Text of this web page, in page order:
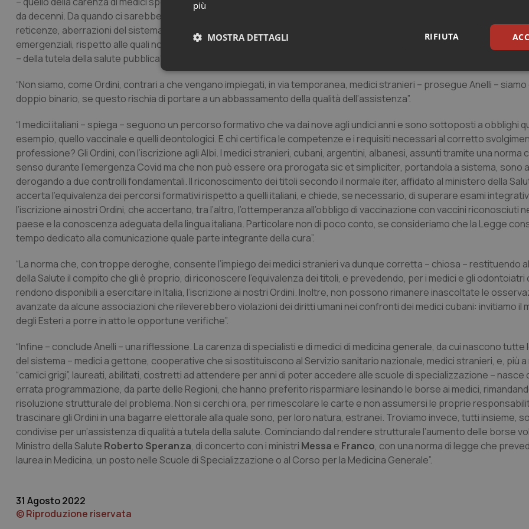
da decenni. Da quando ci sarebbero stati i tempi per evitare il peggio. Problema che ha portato a quelle che abbiamo
reticenze, aberrazioni del sistema, come i medici a gettone gestiti dalle cooperative. E che porta ora a cercare in fretta
emergenziali, rispetto alle quali non possiamo, ancora una volta, tacere le nostre perplessità, sempre con l’obiettivo
– della tutela della salute pubblica”.
“Non siamo, come Ordini, contrari a che vengano impiegati, in via temporanea, medici stranieri – prosegue Anelli –
doppio binario, se questo rischia di portare a un abbassamento della qualità dell’assistenza”.
“I medici italiani – spiega – seguono un percorso formativo che va dai nove agli undici anni e sono sottoposti a obblighi
esempio, quello vaccinale e quelli deontologici. E chi certifica le competenze e i requisiti necessari al corretto
professione? Gli Ordini, con l’iscrizione agli Albi. I medici stranieri, cubani, argentini, albanesi, assunti tramite una norma
senso durante l’emergenza Covid ma che non può essere ora prorogata sic et simpliciter, portandola a sistema, sono
derogando a due controlli fondamentali. Il riconoscimento dei titoli secondo il normale iter, affidato al ministero della
accerta l’equivalenza dei percorsi formativi rispetto a quelli italiani, e chiede, se necessario, di superare esami
l’iscrizione ai nostri Ordini, che accertano, tra l’altro, l’ottemperanza all’obbligo di vaccinazione con vaccini riconosciuti
paese e la conoscenza adeguata della lingua italiana. Particolare non di poco conto, se consideriamo che la Legge
tempo dedicato alla comunicazione quale parte integrante della cura”.
“La norma che, con troppe deroghe, consente l’impiego dei medici stranieri va dunque corretta – chiosa – restituendo
della Salute il compito che gli è proprio, di riconoscere l’equivalenza dei titoli, e prevedendo, per i medici e gli odontoiatri
rendono disponibili a esercitare in Italia, l’iscrizione ai nostri Ordini. Inoltre, non possono rimanere inascoltate le
avanzate da alcune associazioni che rileverebbero violazioni dei diritti umani nei confronti dei medici cubani: invitiamo il
degli Esteri a porre in atto le opportune verifiche”.
“Infine – conclude Anelli – una riflessione. La carenza di specialisti e di medici di medicina generale, da cui nascono
del sistema – medici a gettone, cooperative che si sostituiscono al Servizio sanitario nazionale, medici stranieri, e, più a
“camici grigi”, laureati, abilitati, costretti ad attendere per anni di poter accedere alle scuole di specializzazione – nasce
errata programmazione, da parte delle Regioni, che hanno preferito risparmiare lesinando le borse ai medici,
risoluzione strutturale del problema. Non si cerchi ora, per rimescolare le carte e non assumersi le proprie
trascinare gli Ordini in una bagarre elettorale alla quale sono, per loro natura, estranei. Troviamo invece, tutti insieme,
condivise per un’assistenza di qualità a tutela della salute. Cominciando dal rendere strutturale l’aumento delle borse
Ministro della Salute Roberto Speranza, di concerto con i ministri Messa e Franco, con una norma di legge che
laurea in Medicina, un posto nelle Scuole di Specializzazione o al Corso per la Medicina Generale”.
31 Agosto 2022
© Riproduzione riservata
più
RIFIUTA
MOSTRA DETTAGLI
Necessari Statistici
Necessari Statistici Marketing
I cookie necessari contribuiscono a rendere fruibile il sito web abilitandone funzionalità di base quali la
e l'accesso alle aree protette del sito. Il sito web non è in grado di funzionare correttamente senza questi
Nome
Fornitore / Dominio Scadenza
Descrizione
VISITOR_PRIVACY_METADATA
YouTube
.youtube.com
5 mesi 4
settimane
Questo cookie viene utilizzato
scelte di consenso e privacy
preferenze siano onorate nelle
CookieScriptConsent
CookieScript
www.quotidianosanita.it
5 mesi 3
settimane
Questo cookie viene utilizzato
Script.com per ricordare le
sui cookie dei visitatori. È
dei cookie di Cookie-Script.com
2 giorni
tracking-sites-ironfish-
session-id
www.quotidianosanita.it
4
settimane
2 giorni
Questo cookie è impostato
assegnare un identificatore
Google LLC
.quotidianosanita.it
mese
Questo nome di cookie è
Universal Analytics, che è un
significativo del servizio di
utilizzato da Google. Questo
per distinguere utenti unici
cliente. È incluso in ogni
sito e utilizzato per calcolare i
sessioni e campagne per i